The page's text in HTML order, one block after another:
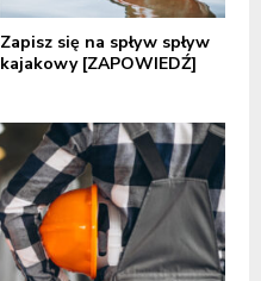
Zapisz się na spływ spływ
kajakowy [ZAPOWIEDŹ]